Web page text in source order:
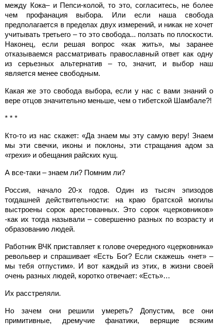
между Кока– и Пепси-колой, то это, согласитесь, не более
чем профанация выбора. Или если наша свобода
предполагается в пределах двух измерений, и никак не хочет
учитывать третьего – то это свобода... ползать по плоскости.
Наконец, если решая вопрос «как жить», мы заранее
отказываемся рассматривать православный ответ как одну
из серьезных альтернатив – то, значит, и выбор наш
является менее свободным.
Какая же это свобода выбора, если у нас с вами знаний о
вере отцов значительно меньше, чем о тибетской Шамбале?!
* * *
Кто-то из нас скажет: «Да знаем мы эту самую веру! Знаем
мы эти свечки, иконы и поклоны, эти стращания адом за
«грехи» и обещания райских кущ.
А все-таки – знаем ли? Помним ли?
Россия, начало 20-х годов. Один из тысяч эпизодов
тогдашней действительности: на краю братской могилы
выстроены сорок арестованных. Это сорок «церковников»
-как их тогда называли – совершенно разных по возрасту и
образованию людей.
Работник ВЧК приставляет к голове очередного «церковника»
револьвер и спрашивает «Есть Бог? Если скажешь «нет» –
мы тебя отпустим». И вот каждый из этих, в жизни своей
очень разных людей, коротко отвечает: «Есть»…
Их расстреляли.
Но зачем они решили умереть? Допустим, все они
примитивные, дремучие фанатики, верящие всяким